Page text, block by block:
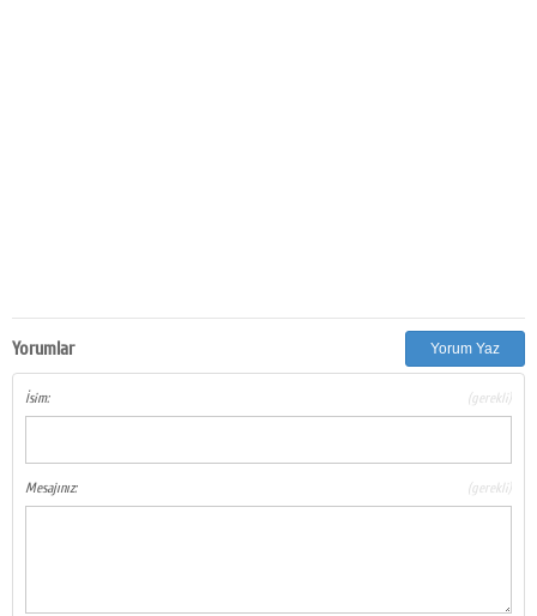
Google Plus
Yorumlar Yorum Yaz
İsim: (gerekli)
Mesajınız: (gerekli)